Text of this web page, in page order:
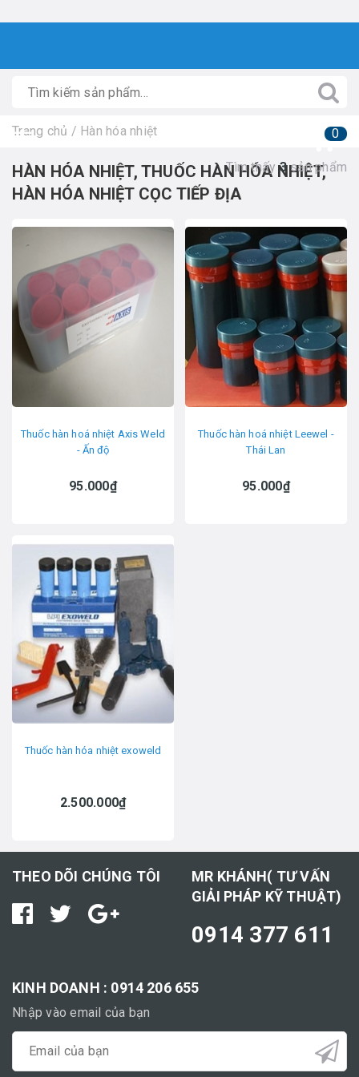
0
Trang chủ / Hàn hóa nhiệt
HÀN HÓA NHIỆT, THUỐC HÀN HÓA NHIỆT,
HÀN HÓA NHIỆT CỌC TIẾP ĐỊA
Tìm thấy3sản phẩm
Thuốc hàn hoá nhiệt Axis Weld
- Ấn độ
95.000₫
Thuốc hàn hoá nhiệt Leewel -
Thái Lan
95.000₫
Thuốc hàn hóa nhiệt exoweld
2.500.000₫
THEO DÕI CHÚNG TÔI
MR KHÁNH( TƯ VẤN
GIẢI PHÁP KỸ THUẬT)
0914 377 611
KINH DOANH : 0914 206 655
Nhập vào email của bạn